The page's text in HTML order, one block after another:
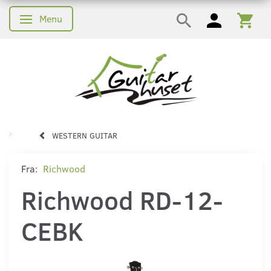
Skifte navigation
Menu
WESTERN GUITAR
Fra: Richwood
Richwood RD-12-
CEBK